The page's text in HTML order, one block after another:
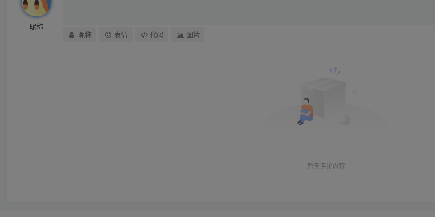
昵称
昵称
表情 代码 图片
暂无评论内容